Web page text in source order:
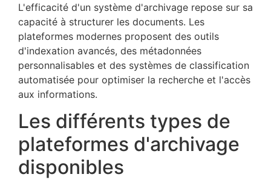
L'efficacité d'un système d'archivage repose sur sa
capacité à structurer les documents. Les
plateformes modernes proposent des outils
d'indexation avancés, des métadonnées
personnalisables et des systèmes de classification
automatisée pour optimiser la recherche et l'accès
aux informations.
Les différents types de
plateformes d'archivage
disponibles